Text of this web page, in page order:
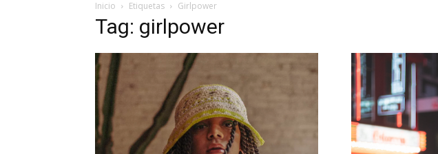
Inicio Etiquetas Girlpower
Tag: girlpower